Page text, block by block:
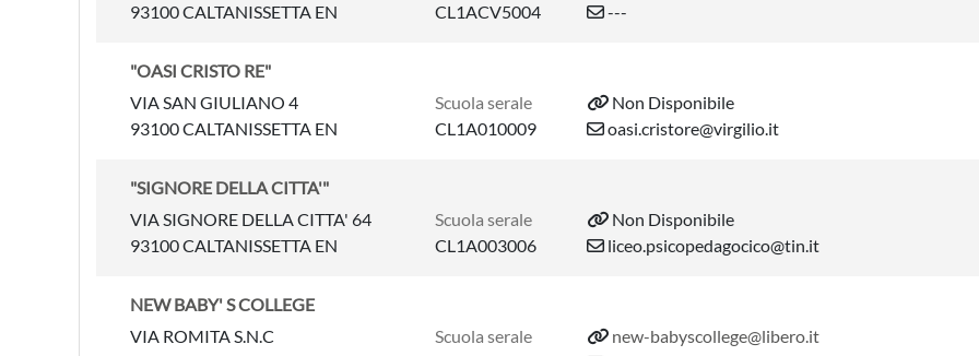
93100 CALTANISSETTA EN
CL1ACV5004
---
"OASI CRISTO RE"
VIA SAN GIULIANO 4
93100 CALTANISSETTA EN
Scuola serale
CL1A010009
Non Disponibile
oasi.cristore@virgilio.it
"SIGNORE DELLA CITTA'"
VIA SIGNORE DELLA CITTA' 64
93100 CALTANISSETTA EN
Scuola serale
CL1A003006
Non Disponibile
liceo.psicopedagocico@tin.it
NEW BABY' S COLLEGE
VIA ROMITA S.N.C
Scuola serale
new-babyscollege@libero.it